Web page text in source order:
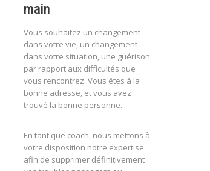
main
Vous souhaitez un changement
dans votre vie, un changement
dans votre situation, une guérison
par rapport aux difficultés que
vous rencontrez. Vous êtes à la
bonne adresse, et vous avez
trouvé la bonne personne.
En tant que coach, nous mettons à
votre disposition notre expertise
afin de supprimer définitivement